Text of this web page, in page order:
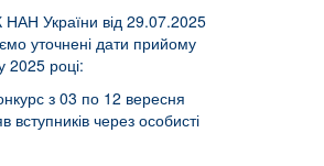
НАН України від 29.07.2025
уточнені дати прийому
2025 році:
з 03 по 12 вересня
вступників через особисті